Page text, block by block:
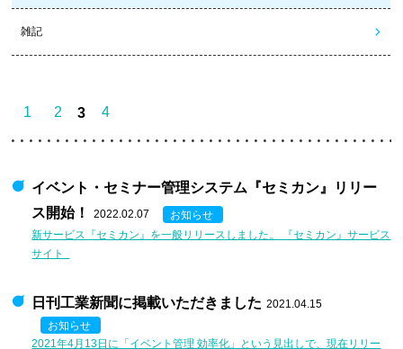
雑記
1 2 3 4
イベント・セミナー管理システム『セミカン』リリー
ス開始！
2022.02.07
お知らせ
新サービス『セミカン』を一般リリースしました。 『セミカン』サービス
サイト
日刊工業新聞に掲載いただきました 2021.04.15
お知らせ
2021年4月13日に「イベント管理 効率化」という見出しで、現在リリー